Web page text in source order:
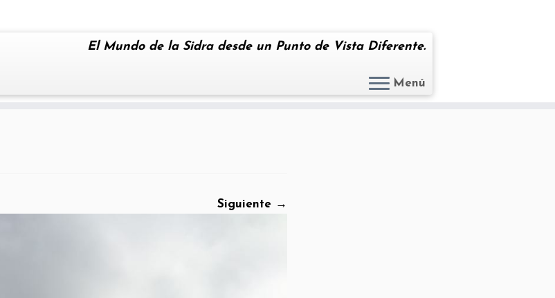
El Mundo de la Sidra desde un Punto de Vista Diferente.
Menú
Siguiente →